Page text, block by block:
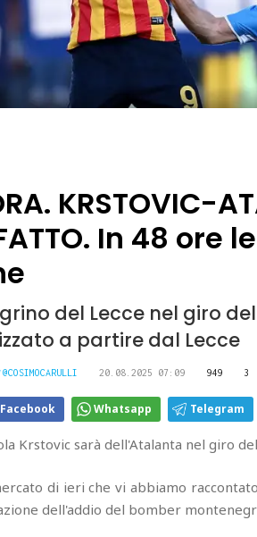
KRSTOVIC-
In 48 ore
del Lecce nel giro
a partire dal Lecce
@COSIMOCARULLI 20.08.2025 07:09 949 3
Facebook Whatsapp Telegram
Krstovic sarà dell'Atalanta nel giro
di ieri che vi abbiamo
dell'addio del bomber